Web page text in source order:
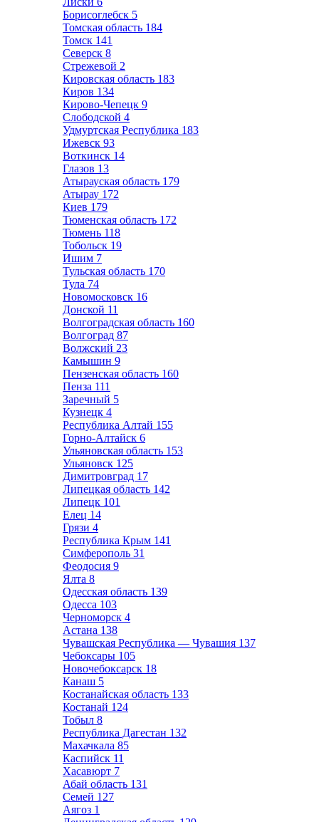
Борисоглебск 5
Томская область 184
Томск 141
Северск 8
Стрежевой 2
Кировская область 183
Киров 134
Кирово-Чепецк 9
Слободской 4
Удмуртская Республика 183
Ижевск 93
Воткинск 14
Глазов 13
Атырауская область 179
Атырау 172
Киев 179
Тюменская область 172
Тюмень 118
Тобольск 19
Ишим 7
Тульская область 170
Тула 74
Новомосковск 16
Донской 11
Волгоградская область 160
Волгоград 87
Волжский 23
Камышин 9
Пензенская область 160
Пенза 111
Заречный 5
Кузнецк 4
Республика Алтай 155
Горно-Алтайск 6
Ульяновская область 153
Ульяновск 125
Димитровград 17
Липецкая область 142
Липецк 101
Елец 14
Грязи 4
Республика Крым 141
Симферополь 31
Феодосия 9
Ялта 8
Одесская область 139
Одесса 103
Черноморск 4
Астана 138
Чувашская Республика — Чувашия 137
Чебоксары 105
Новочебоксарск 18
Канаш 5
Костанайская область 133
Костанай 124
Тобыл 8
Республика Дагестан 132
Махачкала 85
Каспийск 11
Хасавюрт 7
Абай область 131
Семей 127
Аягоз 1